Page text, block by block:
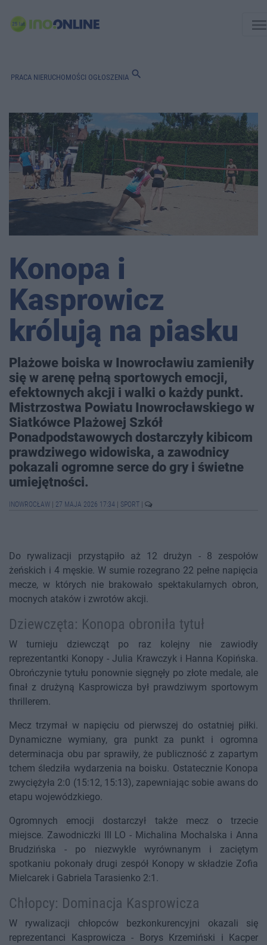
PRACA NIERUCHOMOŚCI OGŁOSZENIA search
Konopa i
Kasprowicz
królują na piasku
Plażowe boiska w Inowrocławiu zamieniły
się w arenę pełną sportowych emocji,
efektownych akcji i walki o każdy punkt.
Mistrzostwa Powiatu Inowrocławskiego w
Siatkówce Plażowej Szkół
Ponadpodstawowych dostarczyły kibicom
prawdziwego widowiska, a zawodnicy
pokazali ogromne serce do gry i świetne
umiejętności.
INOWROCŁAW 27 MAJA 2026 17:34 SPORT
Do rywalizacji przystąpiło aż 12 drużyn - 8 zespołów
żeńskich i 4 męskie. W sumie rozegrano 22 pełne napięcia
mecze, w których nie brakowało spektakularnych obron,
mocnych ataków i zwrotów akcji.
Dziewczęta: Konopa obroniła tytuł
W turnieju dziewcząt po raz kolejny nie zawiodły
reprezentantki Konopy - Julia Krawczyk i Hanna Kopińska.
Obrończynie tytułu ponownie sięgnęły po złote medale, ale
finał z drużyną Kasprowicza był prawdziwym sportowym
thrillerem.
Mecz trzymał w napięciu od pierwszej do ostatniej piłki.
Dynamiczne wymiany, gra punkt za punkt i ogromna
determinacja obu par sprawiły, że publiczność z zapartym
tchem śledziła wydarzenia na boisku. Ostatecznie Konopa
zwyciężyła 2:0 (15:12, 15:13), zapewniając sobie awans do
etapu wojewódzkiego.
Ogromnych emocji dostarczył także mecz o trzecie
miejsce. Zawodniczki III LO - Michalina Mochalska i Anna
Brudzińska - po niezwykle wyrównanym i zaciętym
spotkaniu pokonały drugi zespół Konopy w składzie Zofia
Mielcarek i Gabriela Tarasienko 2:1.
Chłopcy: Dominacja Kasprowicza
W rywalizacji chłopców bezkonkurencyjni okazali się
reprezentanci Kasprowicza - Borys Krzemiński i Kacper